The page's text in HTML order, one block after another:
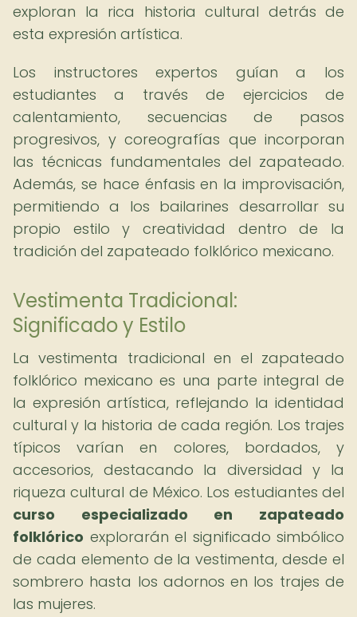
exploran la rica historia cultural detrás de
esta expresión artística.
Los instructores expertos guían a los
estudiantes a través de ejercicios de
calentamiento, secuencias de pasos
progresivos, y coreografías que incorporan
las técnicas fundamentales del zapateado.
Además, se hace énfasis en la improvisación,
permitiendo a los bailarines desarrollar su
propio estilo y creatividad dentro de la
tradición del zapateado folklórico mexicano.
Vestimenta Tradicional:
Significado y Estilo
La vestimenta tradicional en el zapateado
folklórico mexicano es una parte integral de
la expresión artística, reflejando la identidad
cultural y la historia de cada región. Los trajes
típicos varían en colores, bordados, y
accesorios, destacando la diversidad y la
riqueza cultural de México. Los estudiantes del
curso especializado en zapateado
folklórico explorarán el significado simbólico
de cada elemento de la vestimenta, desde el
sombrero hasta los adornos en los trajes de
las mujeres.